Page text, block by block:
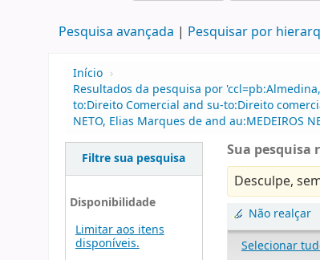
Pesquisa avançada Pesquisar por
Início ›
Resultados da pesquisa por
to:Direito Comercial and su-to:Direito
NETO, Elias Marques de and au:MEDEIROS
Filtre sua pesquisa
Disponibilidade
Limitar aos itens
disponíveis.
Sua pesquisa
Desculpe,
Não realçar
Selecionar